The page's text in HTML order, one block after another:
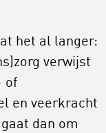
het al langer:
verwijst
of
en veerkracht
dan om